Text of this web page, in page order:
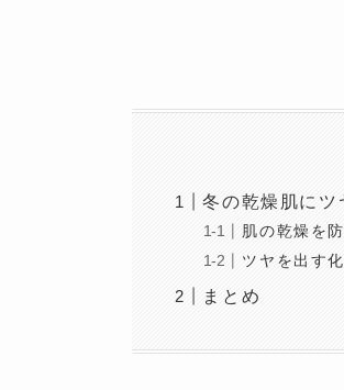
冬の乾燥肌にツ
肌の乾燥を
ツヤを出す
まとめ